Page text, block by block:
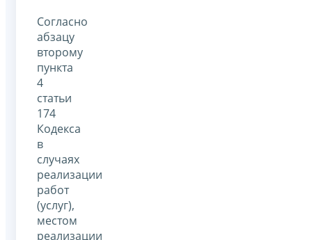
Согласно
абзацу
второму
пункта
4
статьи
174
Кодекса
в
случаях
реализации
работ
(услуг),
местом
реализации